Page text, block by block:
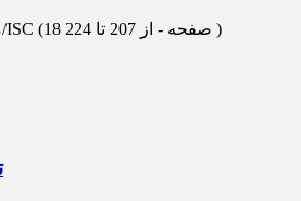
رتبه: علمی-پژوهشی/ISC (‎18 صفحه - )